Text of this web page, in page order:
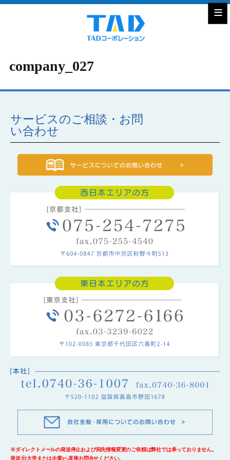
≡
company_027
サービスのご相談・お問
い合わせ
※ダイレクトメールの発送停止および宛先情報変更のご依頼は弊社では承っておりません。
発送元(大学または企業)へ直接お問合せください。